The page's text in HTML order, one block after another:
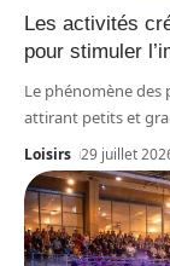
Les activités
pour stimuler
Le phénomène des
attirant petits et
Loisirs 29 juillet